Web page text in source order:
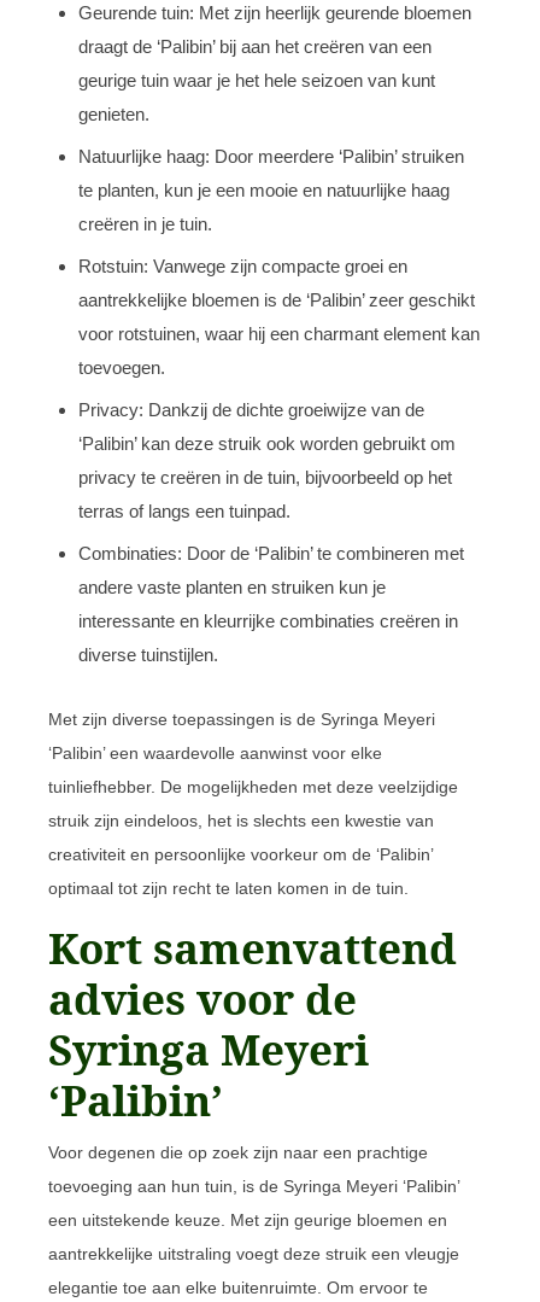
Geurende tuin: Met zijn heerlijk geurende bloemen
draagt de ‘Palibin’ bij aan het creëren van een
geurige tuin waar je het hele seizoen van kunt
genieten.
Natuurlijke haag: Door meerdere ‘Palibin’ struiken
te planten, kun je een mooie en natuurlijke haag
creëren in je tuin.
Rotstuin: Vanwege zijn compacte groei en
aantrekkelijke bloemen is de ‘Palibin’ zeer geschikt
voor rotstuinen, waar hij een charmant element kan
toevoegen.
Privacy: Dankzij de dichte groeiwijze van de
‘Palibin’ kan deze struik ook worden gebruikt om
privacy te creëren in de tuin, bijvoorbeeld op het
terras of langs een tuinpad.
Combinaties: Door de ‘Palibin’ te combineren met
andere vaste planten en struiken kun je
interessante en kleurrijke combinaties creëren in
diverse tuinstijlen.
Met zijn diverse toepassingen is de Syringa Meyeri
‘Palibin’ een waardevolle aanwinst voor elke
tuinliefhebber. De mogelijkheden met deze veelzijdige
struik zijn eindeloos, het is slechts een kwestie van
creativiteit en persoonlijke voorkeur om de ‘Palibin’
optimaal tot zijn recht te laten komen in de tuin.
Kort samenvattend
advies voor de
Syringa Meyeri
‘Palibin’
Voor degenen die op zoek zijn naar een prachtige
toevoeging aan hun tuin, is de Syringa Meyeri ‘Palibin’
een uitstekende keuze. Met zijn geurige bloemen en
aantrekkelijke uitstraling voegt deze struik een vleugje
elegantie toe aan elke buitenruimte. Om ervoor te